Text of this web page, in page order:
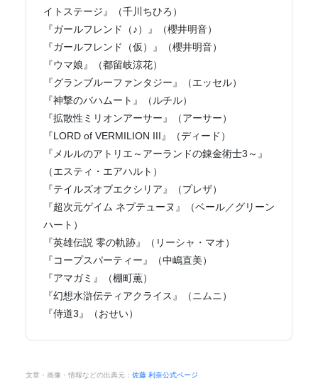
イトステージ』（千川ちひろ）
『ガールフレンド（♪）』（櫻井明音）
『ガールフレンド（仮）』（櫻井明音）
『ウマ娘』（都留岐涼花）
『グランブルーファンタジー』（エッセル）
『神撃のバハムート』（ルチル）
『拡散性ミリオンアーサー』（アーサー）
『LORD of VERMILION III』（ディード）
『メルルのアトリエ～アーランドの錬金術士3～』
（エスティ・エアハルト）
『テイルズオブエクシリア』（プレザ）
『超次元ゲイム ネプテューヌ』（ベール／グリーン
ハート）
『英雄伝説 零の軌跡』（リーシャ・マオ）
『コープスパーティー』（中嶋直美）
『アマガミ』（棚町薫）
『幻想水滸伝ティアクライス』（ニムニ）
『侍道3』（おせい）
文章・画像・情報などの出典元： 佐藤 利奈公式ページ